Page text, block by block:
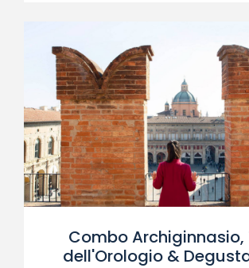
Combo Archiginnasio,
dell'Orologio &